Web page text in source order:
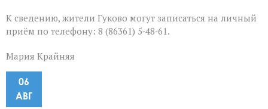
К сведению, жители Гуково могут записаться на личный
приём по телефону: 8 (86361) 5‑48‑61.
Мария Крайняя
06
АВГ